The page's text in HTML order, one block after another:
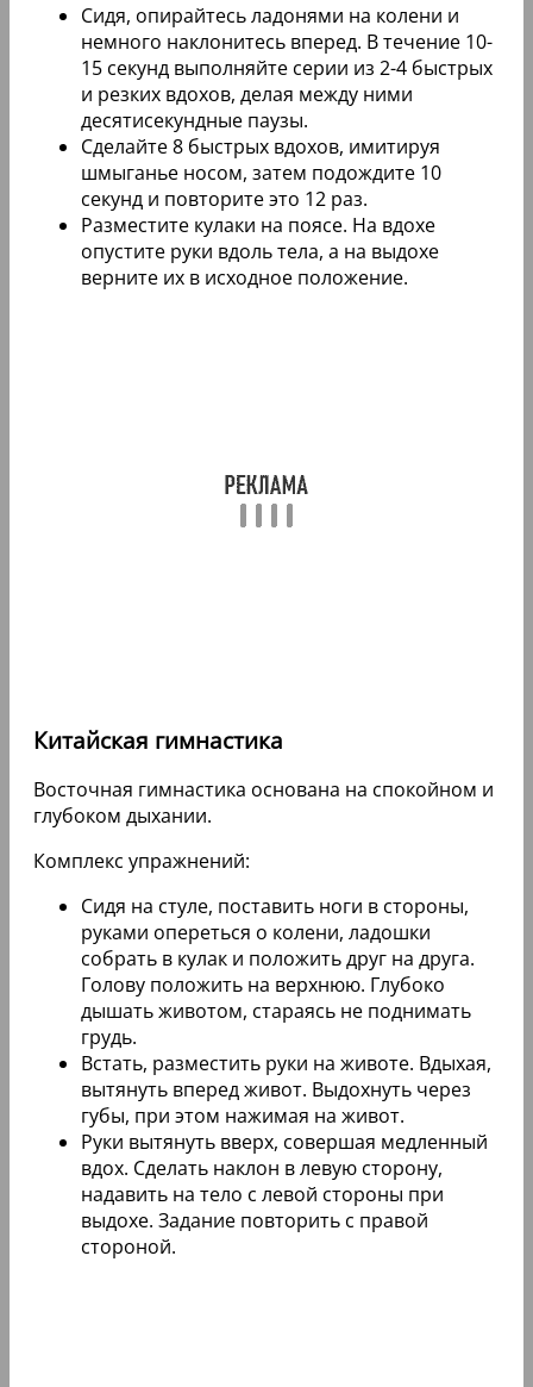
Сидя, опирайтесь ладонями на колени и
немного наклонитесь вперед. В течение 10-
15 секунд выполняйте серии из 2-4 быстрых
и резких вдохов, делая между ними
десятисекундные паузы.
Сделайте 8 быстрых вдохов, имитируя
шмыганье носом, затем подождите 10
секунд и повторите это 12 раз.
Разместите кулаки на поясе. На вдохе
опустите руки вдоль тела, а на выдохе
верните их в исходное положение.
Китайская гимнастика
Восточная гимнастика основана на спокойном и
глубоком дыхании.
Комплекс упражнений:
Сидя на стуле, поставить ноги в стороны,
руками опереться о колени, ладошки
собрать в кулак и положить друг на друга.
Голову положить на верхнюю. Глубоко
дышать животом, стараясь не поднимать
грудь.
Встать, разместить руки на животе. Вдыхая,
вытянуть вперед живот. Выдохнуть через
губы, при этом нажимая на живот.
Руки вытянуть вверх, совершая медленный
вдох. Сделать наклон в левую сторону,
надавить на тело с левой стороны при
выдохе. Задание повторить с правой
стороной.